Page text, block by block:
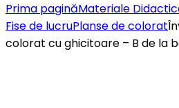
Prima paginăMateriale
Fise de lucruPlanse de colorat
colorat cu ghicitoare – B de la